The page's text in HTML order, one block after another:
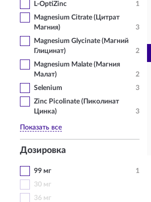
L-OptiZinc
1
Magnesium Citrate (Цитрат
Магния)
3
Magnesium Glycinate (Магний
Глицинат)
2
Magnesium Malate (Магния
Малат)
2
Selenium
3
Zinc Picolinate (Пиколинат
Цинка)
3
Показать все
Дозировка
99 мг
1
30 мг
36 мг